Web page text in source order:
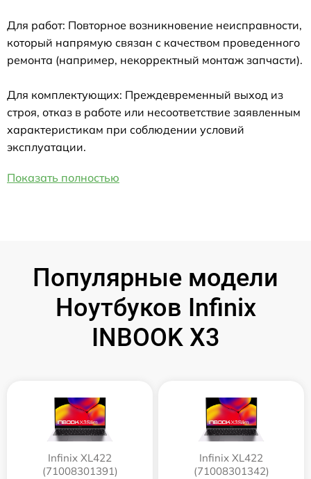
Для работ: Повторное возникновение неисправности,
который напрямую связан с качеством проведенного
ремонта (например, некорректный монтаж запчасти).
Для комплектующих: Преждевременный выход из
строя, отказ в работе или несоответствие заявленным
характеристикам при соблюдении условий
эксплуатации.
Показать полностью
Популярные модели
Ноутбуков Infinix
INBOOK X3
Infinix XL422
(71008301391)
Infinix XL422
(71008301342)